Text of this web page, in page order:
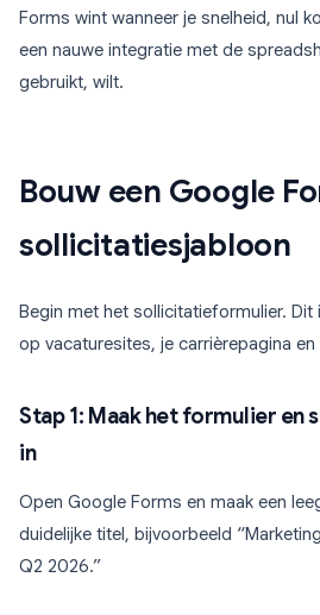
Forms wint wanneer je snelheid, nul
een nauwe integratie met de
gebruikt, wilt.
Bouw een Google
sollicitatiesjabloon
Begin met het sollicitatieformulier.
op vacaturesites, je carrièrepagina en
Stap 1: Maak het formulier en
in
Open Google Forms en maak een
duidelijke titel, bijvoorbeeld
Q2 2026.”